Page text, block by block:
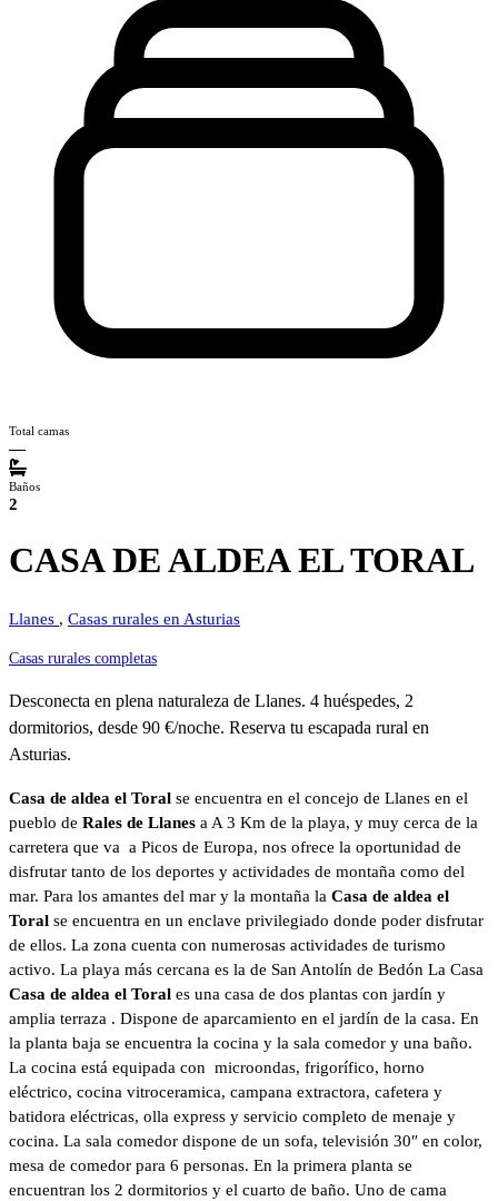
Total camas
—
Baños
2
CASA DE ALDEA EL TORAL
Llanes , Casas rurales en Asturias
Casas rurales completas
Desconecta en plena naturaleza de Llanes. 4 huéspedes, 2
dormitorios, desde 90 €/noche. Reserva tu escapada rural en
Asturias.
Casa de aldea el Toral se encuentra en el concejo de Llanes en el
pueblo de Rales de Llanes a A 3 Km de la playa, y muy cerca de la
carretera que va a Picos de Europa, nos ofrece la oportunidad de
disfrutar tanto de los deportes y actividades de montaña como del
mar. Para los amantes del mar y la montaña la Casa de aldea el
Toral se encuentra en un enclave privilegiado donde poder disfrutar
de ellos. La zona cuenta con numerosas actividades de turismo
activo. La playa más cercana es la de San Antolín de Bedón La Casa
Casa de aldea el Toral es una casa de dos plantas con jardín y
amplia terraza . Dispone de aparcamiento en el jardín de la casa. En
la planta baja se encuentra la cocina y la sala comedor y una baño.
La cocina está equipada con microondas, frigorífico, horno
eléctrico, cocina vitroceramica, campana extractora, cafetera y
batidora eléctricas, olla express y servicio completo de menaje y
cocina. La sala comedor dispone de un sofa, televisión 30″ en color,
mesa de comedor para 6 personas. En la primera planta se
encuentran los 2 dormitorios y el cuarto de baño. Uno de cama